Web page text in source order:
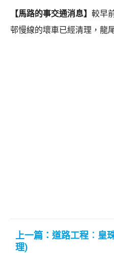
【馬路的事交通消息】 較早
邨慢線的壞車已經清理，龍
上一篇：道路工程︰皇
理)